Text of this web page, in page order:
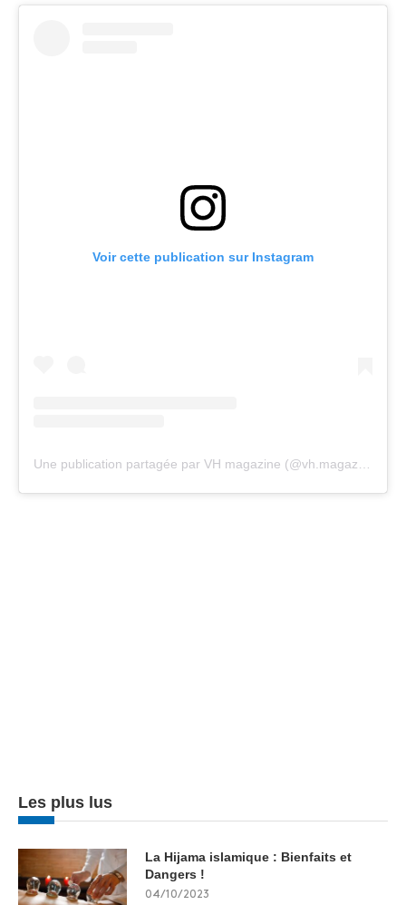
Voir cette publication sur Instagram
Les plus lus
La Hijama islamique : Bienfaits et
Dangers !
04/10/2023